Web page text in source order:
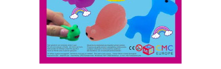
PARTIJHANDEL EN SALE